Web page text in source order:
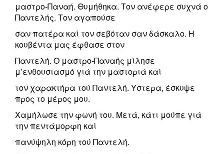
μαστρο-Παναή. Θυμήθηκα. Τον ανέφερε συχνά ο
Παντελής. Τον αγαπούσε
σαν πατέρα καί τον σεβόταν σαν δάσκαλο. Η
κουβέντα μας έφθασε στον
Παντελή. Ο μαστρο-Παναής μίλησε
μ’ενθουσιασμό γιά την μαστοριά καί
τον χαρακτήρα τού Παντελή. Υστερα, έσκυψε
προς το μέρος μου.
Χαμήλωσε την φωνή του. Μετά, κάτι μούπε γιά
την πεντάμορφη καί
πανύψηλη κόρη τού Παντελή.